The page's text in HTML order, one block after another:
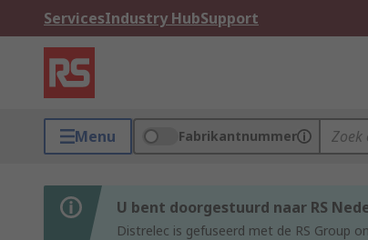
ServicesIndustry HubSupport
Menu Fabrikantnummer
U bent doorgestuurd naar RS
Distrelec is gefuseerd met de RS Group